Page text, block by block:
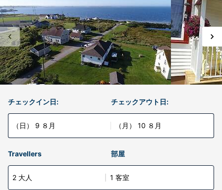
チェックイン日:
（日） 9 ８月
チェックアウト日:
（月） 10 ８月
Travellers 部屋
2 大人 1 客室